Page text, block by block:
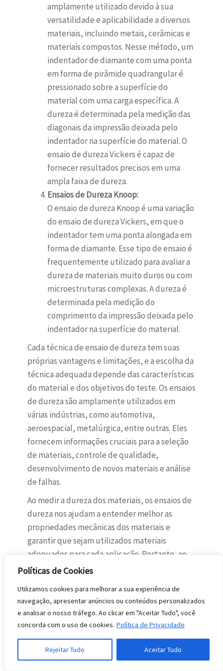
Políticas de Cookies
Utilizamos cookies para melhorar a sua experiência de
navegação, apresentar anúncios ou conteúdos personalizados
e analisar o nosso tráfego. Ao clicar em "Aceitar Tudo", você
concorda com o uso de cookies. Política de Privacidade
Rejeitar Tudo Aceitar Tudo
amplamente utilizado devido à sua
versatilidade e aplicabilidade a diversos
materiais, incluindo metais, cerâmicas e
materiais compostos. Nesse método, um
indentador de diamante com uma ponta
em forma de pirâmide quadrangular é
pressionado sobre a superfície do
material com uma carga específica. A
dureza é determinada pela medição das
diagonais da impressão deixada pelo
indentador na superfície do material. O
ensaio de dureza Vickers é capaz de
fornecer resultados precisos em uma
ampla faixa de dureza.
Ensaios de Dureza Knoop:
O ensaio de dureza Knoop é uma variação
do ensaio de dureza Vickers, em que o
indentador tem uma ponta alongada em
forma de diamante. Esse tipo de ensaio é
frequentemente utilizado para avaliar a
dureza de materiais muito duros ou com
microestruturas complexas. A dureza é
determinada pela medição do
comprimento da impressão deixada pelo
indentador na superfície do material.
Cada técnica de ensaio de dureza tem suas
próprias vantagens e limitações, e a escolha da
técnica adequada depende das características
do material e dos objetivos do teste. Os ensaios
de dureza são amplamente utilizados em
várias indústrias, como automotiva,
aeroespacial, metalúrgica, entre outras. Eles
fornecem informações cruciais para a seleção
de materiais, controle de qualidade,
desenvolvimento de novos materiais e análise
de falhas.
Ao medir a dureza dos materiais, os ensaios de
dureza nos ajudam a entender melhor as
propriedades mecânicas dos materiais e
garantir que sejam utilizados materiais
adequados para cada aplicação. Portanto, ao
realizar ensaios de dureza, engenheiros e
garantir a resistência, segurança e qualidade
dos materiais e produtos na indústria.
Interpretação dos
Resultados em